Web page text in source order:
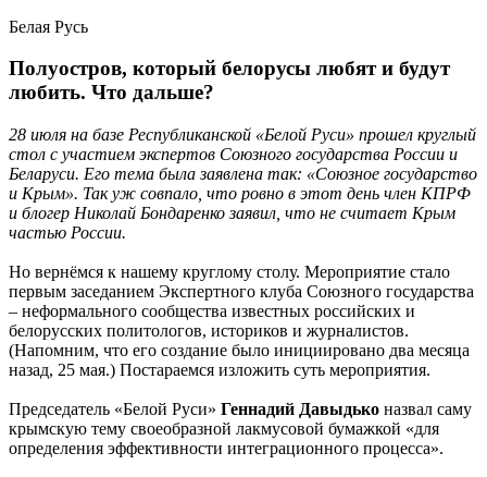
Белая Русь
Полуостров, который белорусы любят и будут
любить. Что дальше?
28 июля на базе Республиканской «Белой Руси» прошел круглый
стол с участием экспертов Союзного государства России и
Беларуси. Его тема была заявлена так: «Союзное государство
и Крым». Так уж совпало, что ровно в этот день член КПРФ
и блогер Николай Бондаренко заявил, что не считает Крым
частью России.
Но вернёмся к нашему круглому столу. Мероприятие стало
первым заседанием Экспертного клуба Союзного государства
– неформального сообщества известных российских и
белорусских политологов, историков и журналистов.
(Напомним, что его создание было инициировано два месяца
назад, 25 мая.) Постараемся изложить суть мероприятия.
Председатель «Белой Руси» Геннадий Давыдько назвал саму
крымскую тему своеобразной лакмусовой бумажкой «для
определения эффективности интеграционного процесса».